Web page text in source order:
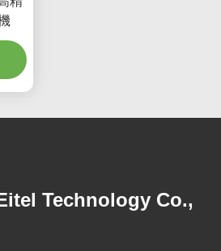
Technology Co.,